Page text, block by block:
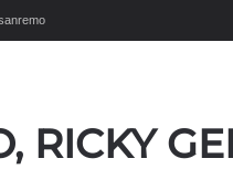
RICKY